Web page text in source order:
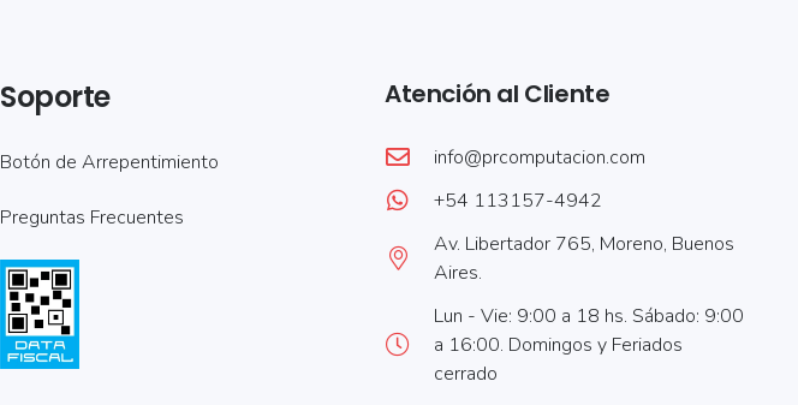
Soporte
Botón de Arrepentimiento
Preguntas Frecuentes
Atención al Cliente
info@prcomputacion.com
+54 113157-4942
Av. Libertador 765, Moreno, Buenos
Aires.
Lun - Vie: 9:00 a 18 hs. Sábado: 9:00
a 16:00. Domingos y Feriados
cerrado